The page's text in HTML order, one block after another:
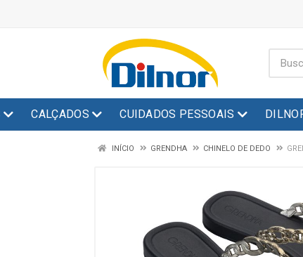
CALÇADOS CUIDADOS PESSOAIS
INÍCIO GRENDHA CHINELO DE DEDO